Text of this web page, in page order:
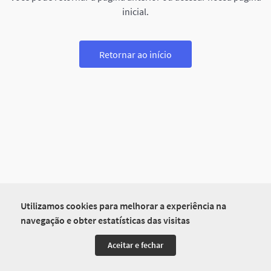
Utilizamos cookies para melhorar a experiência na
navegação e obter estatísticas das visitas
Aceitar e fechar
inicial.
Retornar ao início